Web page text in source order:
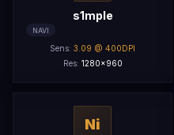
s1mple
NAVI
Sens: 3.09 @ 400DPI
Res: 1280x960
Ni